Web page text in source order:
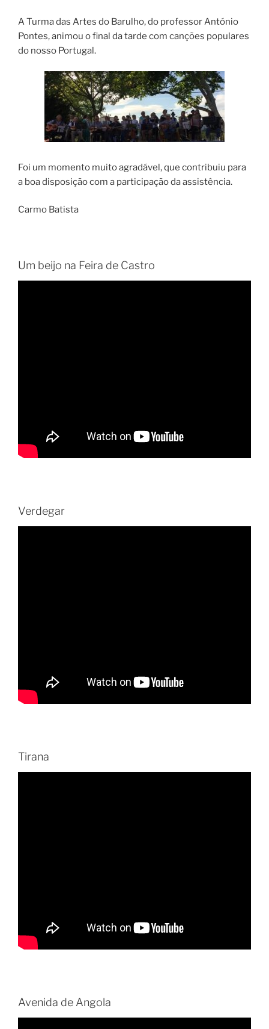
A Turma das Artes do Barulho, do professor António
Pontes, animou o final da tarde com canções populares
do nosso Portugal.
Foi um momento muito agradável, que contribuiu para
a boa disposição com a participação da assistência.
Carmo Batista
Um beijo na Feira de Castro
Verdegar
Tirana
Avenida de Angola